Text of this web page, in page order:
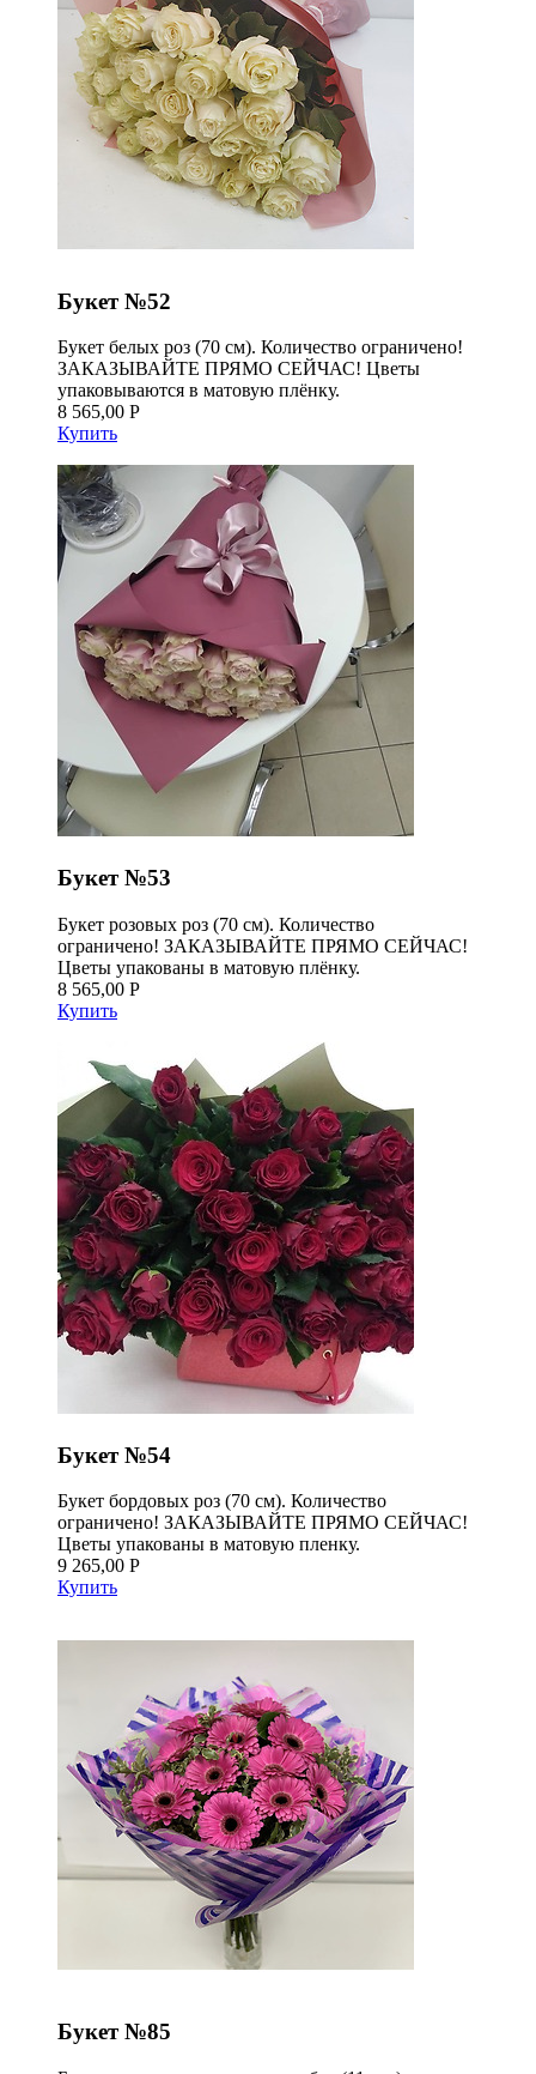
Букет №52
Букет белых роз (70 см). Количество ограничено!
ЗАКАЗЫВАЙТЕ ПРЯМО СЕЙЧАС! Цветы
упаковываются в матовую плёнку.
8 565,00 Р
Купить
Букет №53
Букет розовых роз (70 см). Количество
ограничено! ЗАКАЗЫВАЙТЕ ПРЯМО СЕЙЧАС!
Цветы упакованы в матовую плёнку.
8 565,00 Р
Купить
Букет №54
Букет бордовых роз (70 см). Количество
ограничено! ЗАКАЗЫВАЙТЕ ПРЯМО СЕЙЧАС!
Цветы упакованы в матовую пленку.
9 265,00 Р
Купить
Букет №85